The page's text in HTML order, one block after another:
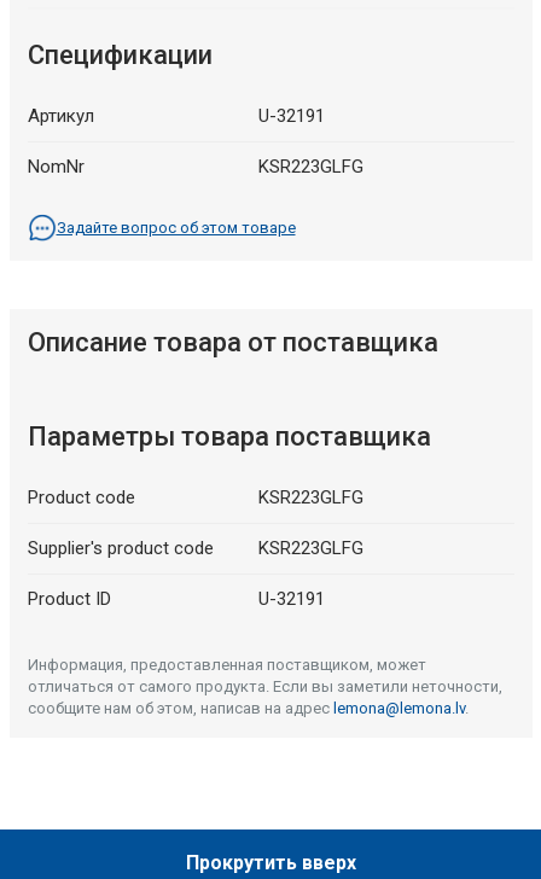
Спецификации
Артикул U-32191
NomNr KSR223GLFG
Задайте вопрос об этом товаре
Описание товара от поставщика
Параметры товара поставщика
Product code KSR223GLFG
Supplier's product code KSR223GLFG
Product ID U-32191
Информация, предоставленная поставщиком, может
отличаться от самого продукта. Если вы заметили неточности,
сообщите нам об этом, написав на адрес lemona@lemona.lv.
Прокрутить вверх